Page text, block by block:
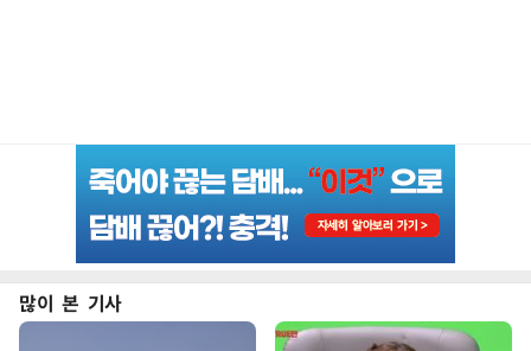
많이 본 기사